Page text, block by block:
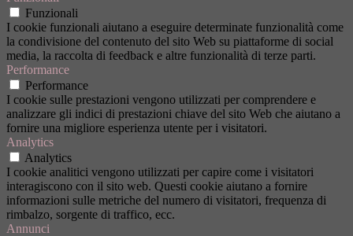
Funzionali
I cookie funzionali aiutano a eseguire determinate funzionalità come
la condivisione del contenuto del sito Web su piattaforme di social
media, la raccolta di feedback e altre funzionalità di terze parti.
Performance
Performance
I cookie sulle prestazioni vengono utilizzati per comprendere e
analizzare gli indici di prestazioni chiave del sito Web che aiutano a
fornire una migliore esperienza utente per i visitatori.
Analytics
Analytics
I cookie analitici vengono utilizzati per capire come i visitatori
interagiscono con il sito web. Questi cookie aiutano a fornire
informazioni sulle metriche del numero di visitatori, frequenza di
rimbalzo, sorgente di traffico, ecc.
Annunci